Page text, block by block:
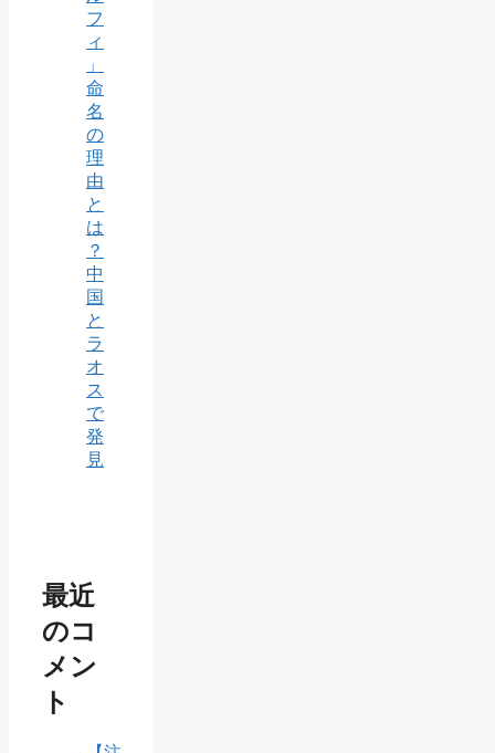
フ
ィ
」
命
名
の
理
由
と
は
？
中
国
と
ラ
オ
ス
で
発
見
最近
のコ
メン
ト